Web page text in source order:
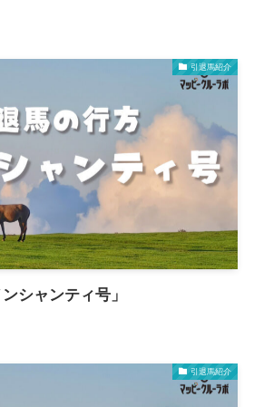
引退馬紹介
シャンティ号」
引退馬紹介